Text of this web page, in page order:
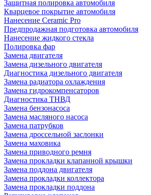
Защитная полировка автомобиля
Кварцевое покрытие автомобиля
Нанесение Ceramic Pro
Предпродажная подготовка автомобиля
Нанесение жидкого стекла
Полировка фар
Замена двигателя
Замена дизельного двигателя
Диагностика дизельного двигателя
Замена радиатора охлаждения
Замена гидрокомпенсаторов
Диагностика ТНВД
Замена бензонасоса
Замена масляного насоса
Замена патрубков
Замена дроссельной заслонки
Замена маховика
Замена приводного ремня
Замена прокладки клапанной крышки
Замена поддона двигателя
Замена прокладки коллектора
Замена прокладки поддона